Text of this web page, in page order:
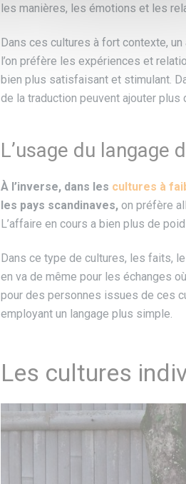
les manières, les émotions et les
Dans ces cultures à fort contexte,
l’on préfère les expériences et
bien plus satisfaisant et stimulant.
de la traduction peuvent ajouter
L’usage du
À l’inverse, dans les cultures à
les pays scandinaves, on préfère
L’affaire en cours a bien plus de
Dans ce type de cultures, les faits,
en va de même pour les échanges
pour des personnes issues de ces
employant un langage plus simple.
Les cultures